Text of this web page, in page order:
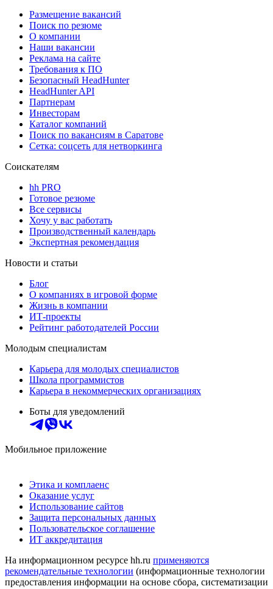
Размещение вакансий
Поиск по резюме
О компании
Наши вакансии
Реклама на сайте
Требования к ПО
Безопасный HeadHunter
HeadHunter API
Партнерам
Инвесторам
Каталог компаний
Поиск по вакансиям в Саратове
Сетка: соцсеть для нетворкинга
Соискателям
hh PRO
Готовое резюме
Все сервисы
Хочу у вас работать
Производственный календарь
Экспертная рекомендация
Новости и статьи
Блог
О компаниях в игровой форме
Жизнь в компании
ИТ-проекты
Рейтинг работодателей России
Молодым специалистам
Карьера для молодых специалистов
Школа программистов
Карьера в некоммерческих организациях
Боты для уведомлений
Мобильное приложение
Этика и комплаенс
Оказание услуг
Использование сайтов
Защита персональных данных
Пользовательское соглашение
ИТ аккредитация
На информационном ресурсе hh.ru применяются
рекомендательные технологии (информационные технологии
предоставления информации на основе сбора, систематизации